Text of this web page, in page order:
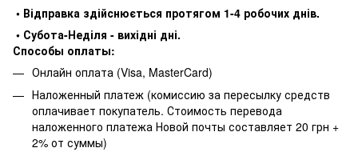
• Відправка здійснюється протягом 1-4 робочих днів.
• Субота-Неділя - вихідні дні.
Способы оплаты:
Онлайн оплата (Visa, MasterCard)
Наложенный платеж (комиссию за пересылку средств
оплачивает покупатель. Стоимость перевода
наложенного платежа Новой почты составляет 20 грн +
2% от суммы)